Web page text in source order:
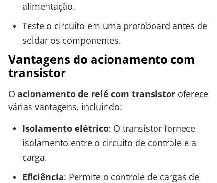
alimentação.
Teste o circuito em uma protoboard antes de
soldar os componentes.
Vantagens do acionamento com
transistor
O acionamento de relé com transistor oferece
várias vantagens, incluindo:
Isolamento elétrico: O transistor fornece
isolamento entre o circuito de controle e a
carga.
Eficiência: Permite o controle de cargas de